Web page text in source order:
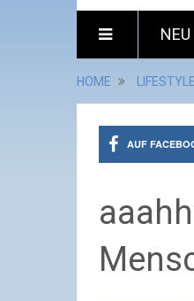
NEU
HOME LIFESTYLE
AUF